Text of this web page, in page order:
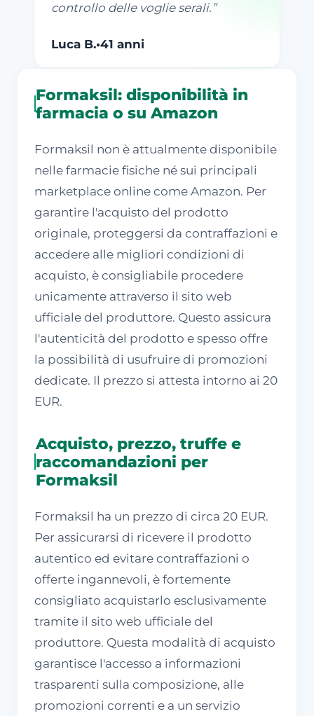
controllo delle voglie serali. ”
Luca B.•41 anni
Formaksil: disponibilità in
farmacia o su Amazon
Formaksil non è attualmente disponibile
nelle farmacie fisiche né sui principali
marketplace online come Amazon. Per
garantire l'acquisto del prodotto
originale, proteggersi da contraffazioni e
accedere alle migliori condizioni di
acquisto, è consigliabile procedere
unicamente attraverso il sito web
ufficiale del produttore. Questo assicura
l'autenticità del prodotto e spesso offre
la possibilità di usufruire di promozioni
dedicate. Il prezzo si attesta intorno ai 20
EUR.
Acquisto, prezzo, truffe e
raccomandazioni per
Formaksil
Formaksil ha un prezzo di circa 20 EUR.
Per assicurarsi di ricevere il prodotto
autentico ed evitare contraffazioni o
offerte ingannevoli, è fortemente
consigliato acquistarlo esclusivamente
tramite il sito web ufficiale del
produttore. Questa modalità di acquisto
garantisce l'accesso a informazioni
trasparenti sulla composizione, alle
promozioni correnti e a un servizio